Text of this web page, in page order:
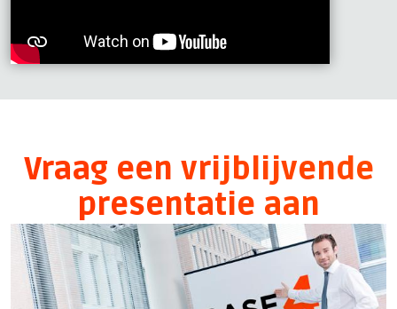
Vraag een vrijblijvende
presentatie aan